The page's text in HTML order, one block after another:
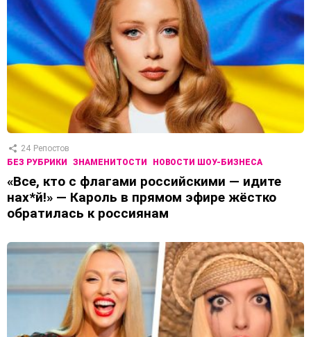
24 Репостов
БЕЗ РУБРИКИ
ЗНАМЕНИТОСТИ НОВОСТИ ШОУ-БИЗНЕСА
«Все, кто с флагами российскими — идите
нах*й!» — Кароль в прямом эфире жёстко
обратилась к россиянам